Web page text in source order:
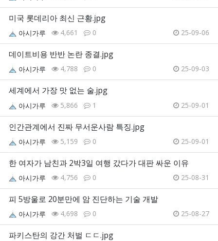
미국 롯데리아 최신 근황.jpg
아시가루 4,661 0 25-09-06
데이트비용 반반 논란 종결.jpg
아시가루 4,788 0 25-09-03
세계에서 가장 맛 없는 술.jpg
아시가루 5,866 1 25-09-01
인간관계에서 진짜 무서운사람 특징.jpg
아시가루 5,159 0 25-09-01
한 여자가 남친과 2박3일 여행 갔다가 대판 싸운 이유
아시가루 4,756 0 25-08-31
피 5방울로 20분만에 암 진단하는 기술 개발
아시가루 4,698 0 25-08-27
파키스탄의 강간 처벌 ㄷㄷ.jpg